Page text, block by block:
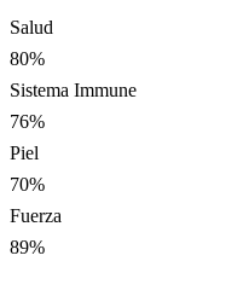
Salud
80%
Sistema Immune
76%
Piel
70%
Fuerza
89%